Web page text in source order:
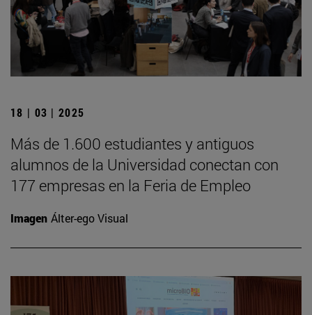
18 | 03 | 2025
Más de 1.600 estudiantes y antiguos
alumnos de la Universidad conectan con
177 empresas en la Feria de Empleo
Imagen Álter-ego Visual